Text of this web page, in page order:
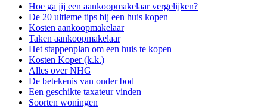
Hoe ga jij een aankoopmakelaar vergelijken?
De 20 ultieme tips bij een huis kopen
Kosten aankoopmakelaar
Taken aankoopmakelaar
Het stappenplan om een huis te kopen
Kosten Koper (k.k.)
Alles over NHG
De betekenis van onder bod
Een geschikte taxateur vinden
Soorten woningen